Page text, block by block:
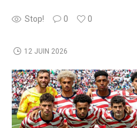
Stop! 0 0
12 JUIN 2026